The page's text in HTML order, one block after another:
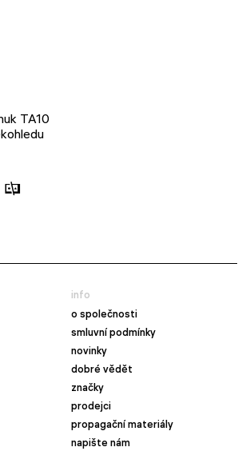
TA10
info
o společnosti
smluvní podmínky
novinky
dobré vědět
značky
prodejci
propagační materiály
napište nám